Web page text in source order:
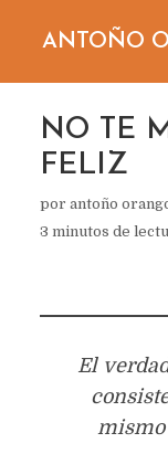
ANTOÑO
NO TE
FELIZ
por antoño
3 minutos de
El
mismo